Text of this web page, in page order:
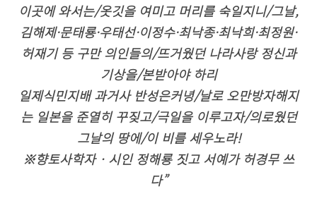
이곳에 와서는/옷깃을 여미고 머리를 숙일지니/그날,
김해제·문태룡·우태선·이정수·최낙종·최낙희·최정원·
허재기 등 구만 의인들의/뜨거웠던 나라사랑 정신과
기상을/본받아야 하리
일제식민지배 과거사 반성은커녕/날로 오만방자해지
는 일본을 준열히 꾸짖고/극일을 이루고자/의로웠던
그날의 땅에/이 비를 세우노라!
※향토사학자‧시인 정해룡 짓고 서예가 허경무 쓰
다”